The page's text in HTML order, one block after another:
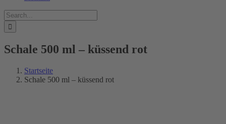
Suche
nach:
Schale 500 ml – küssend rot
Startseite
Schale 500 ml – küssend rot